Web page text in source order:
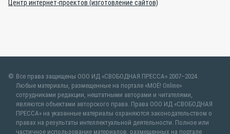
Центр интернет-проектов (изготовление сайтов)
Все права защищены ООО ИД «СВОБОДНАЯ ПРЕССА» 2007–2024.
Любые материалы, размещенные на портале «МОЁ! Online»
сотрудниками редакции, нештатными авторами и читателями,
являются объектами авторского права. Права ООО ИД «СВОБОДНАЯ
ПРЕССА» на указанные материалы охраняются законодательством о
правах на результаты интеллектуальной деятельности. Полное или
частичное использование материалов, размещенных на портале